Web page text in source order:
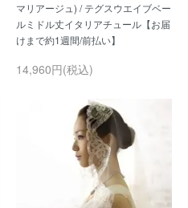
マリアージュ) / テグスウエイブベー
ルミドル丈イタリアチュール【お届
14,960円(税込)